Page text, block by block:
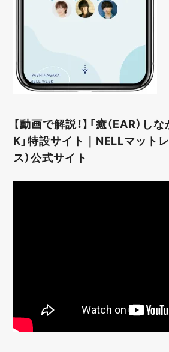
【動画で解説！】「癒（EAR）し
K」特設サイト｜NELLマット
ス）公式サイト